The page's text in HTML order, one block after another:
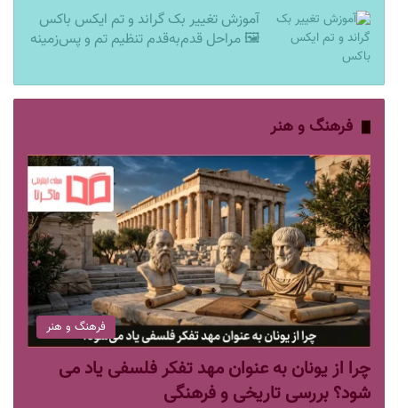
آموزش تغییر بک گراند و تم ایکس باکس
🖼️ مراحل قدم‌به‌قدم تنظیم تم و پس‌زمینه
فرهنگ و هنر
فرهنگ و هنر
چرا از یونان به عنوان مهد تفکر فلسفی یاد می
شود؟ بررسی تاریخی و فرهنگی